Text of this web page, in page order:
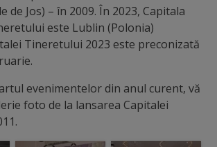
de Jos) – în 2009. În 2023, Capitala
este Lublin (Polonia)
Tineretului 2023 este preconizată
evenimentelor din anul curent, vă
foto de la lansarea Capitalei